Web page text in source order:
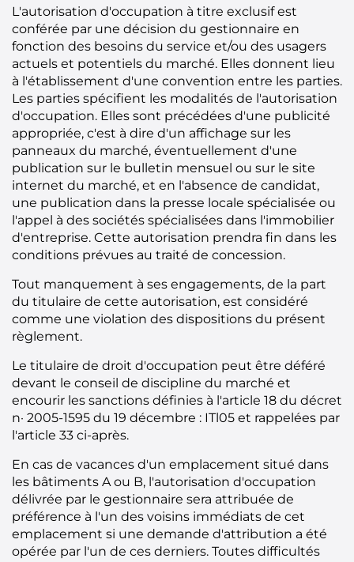
L'autorisation d'occupation à titre exclusif est
conférée par une décision du gestionnaire en
fonction des besoins du service et/ou des usagers
actuels et potentiels du marché. Elles donnent lieu
à l'établissement d'une convention entre les parties.
Les parties spécifient les modalités de l'autorisation
d'occupation. Elles sont précédées d'une publicité
appropriée, c'est à dire d'un affichage sur les
panneaux du marché, éventuellement d'une
publication sur le bulletin mensuel ou sur le site
internet du marché, et en l'absence de candidat,
une publication dans la presse locale spécialisée ou
l'appel à des sociétés spécialisées dans l'immobilier
d'entreprise. Cette autorisation prendra fin dans les
conditions prévues au traité de concession.
Tout manquement à ses engagements, de la part
du titulaire de cette autorisation, est considéré
comme une violation des dispositions du présent
règlement.
Le titulaire de droit d'occupation peut être déféré
devant le conseil de discipline du marché et
encourir les sanctions définies à l'article 18 du décret
n· 2005-1595 du 19 décembre : ITl05 et rappelées par
l'article 33 ci-après.
En cas de vacances d'un emplacement situé dans
les bâtiments A ou B, l'autorisation d'occupation
délivrée par le gestionnaire sera attribuée de
préférence à l'un des voisins immédiats de cet
emplacement si une demande d'attribution a été
opérée par l'un de ces derniers. Toutes difficultés